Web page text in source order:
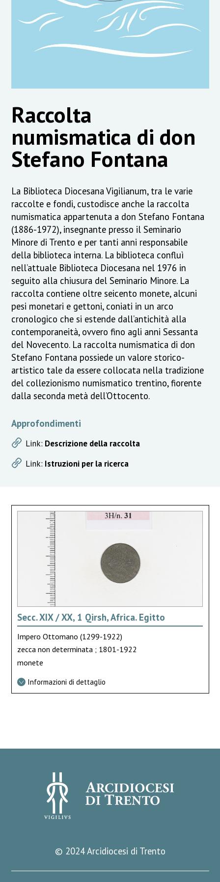
Raccolta
numismatica di don
Stefano Fontana
La Biblioteca Diocesana Vigilianum, tra le varie
raccolte e fondi, custodisce anche la raccolta
numismatica appartenuta a don Stefano Fontana
(1886-1972), insegnante presso il Seminario
Minore di Trento e per tanti anni responsabile
della biblioteca interna. La biblioteca confluì
nell’attuale Biblioteca Diocesana nel 1976 in
seguito alla chiusura del Seminario Minore. La
raccolta contiene oltre seicento monete, alcuni
pesi monetari e gettoni, coniati in un arco
cronologico che si estende dall’antichità alla
contemporaneità, ovvero fino agli anni Sessanta
del Novecento. La raccolta numismatica di don
Stefano Fontana possiede un valore storico-
artistico tale da essere collocata nella tradizione
del collezionismo numismatico trentino, fiorente
dalla seconda metà dell’Ottocento.
Approfondimenti
Link: Descrizione della raccolta
Link: Istruzioni per la ricerca
Secc. XIX / XX, 1 Qirsh, Africa. Egitto
Impero Ottomano (1299-1922)
zecca non determinata ; 1801-1922
monete
Informazioni di dettaglio
© 2024 Arcidiocesi di Trento